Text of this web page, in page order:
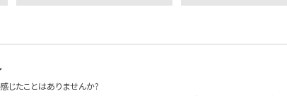
じたことはありませんか?